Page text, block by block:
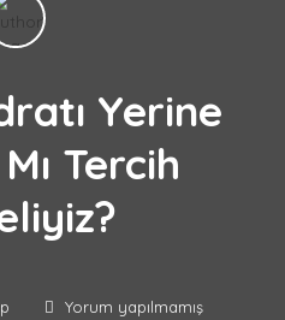
Yerine
Tercih
Yorum yapılmamış